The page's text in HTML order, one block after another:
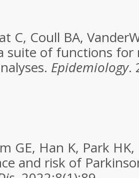
C, Coull BA,
suite of functions for
Epidemiology.
GE, Han K, Park
and risk of